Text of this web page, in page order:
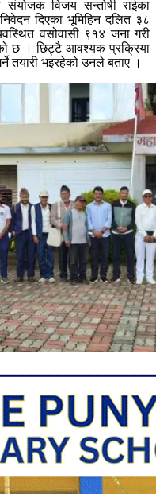
विजय सन्तोषी राईका
दिएका भूमिहिन दलित ३८
वसोवासी ९१४ जना गरी
छ । छिट्टै आवश्यक प्रक्रिया
तयारी भइरहेको उनले बताए ।